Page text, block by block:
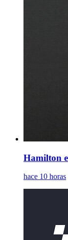
Hamilton
hace 10 horas